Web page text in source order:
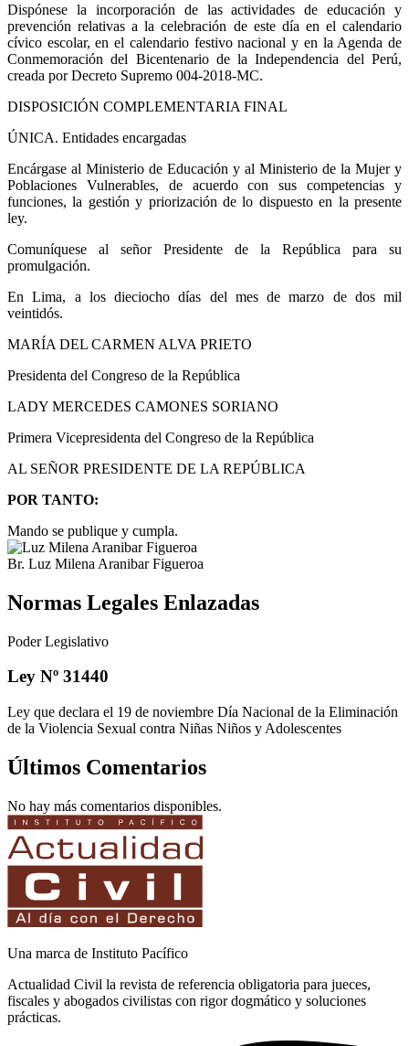
Dispónese la incorporación de las actividades de educación y
prevención relativas a la celebración de este día en el calendario
cívico escolar, en el calendario festivo nacional y en la Agenda de
Conmemoración del Bicentenario de la Independencia del Perú,
creada por Decreto Supremo 004-2018-MC.
DISPOSICIÓN COMPLEMENTARIA FINAL
ÚNICA. Entidades encargadas
Encárgase al Ministerio de Educación y al Ministerio de la Mujer y
Poblaciones Vulnerables, de acuerdo con sus competencias y
funciones, la gestión y priorización de lo dispuesto en la presente
ley.
Comuníquese al señor Presidente de la República para su
promulgación.
En Lima, a los dieciocho días del mes de marzo de dos mil
veintidós.
MARÍA DEL CARMEN ALVA PRIETO
Presidenta del Congreso de la República
LADY MERCEDES CAMONES SORIANO
Primera Vicepresidenta del Congreso de la República
AL SEÑOR PRESIDENTE DE LA REPÚBLICA
POR TANTO:
Mando se publique y cumpla.
Br. Luz Milena Aranibar Figueroa
Normas Legales Enlazadas
Poder Legislativo
Ley Nº 31440
Ley que declara el 19 de noviembre Día Nacional de la Eliminación
de la Violencia Sexual contra Niñas Niños y Adolescentes
Últimos Comentarios
No hay más comentarios disponibles.
Una marca de Instituto Pacífico
Actualidad Civil la revista de referencia obligatoria para jueces,
fiscales y abogados civilistas con rigor dogmático y soluciones
prácticas.